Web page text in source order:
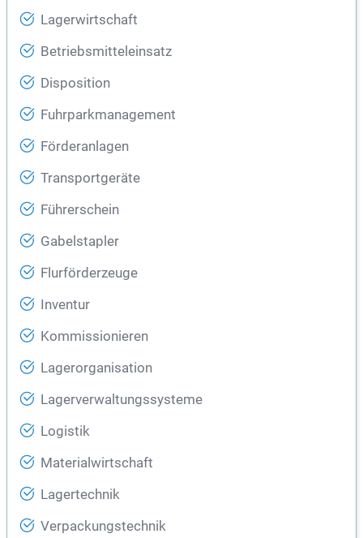
Lagerwirtschaft
Betriebsmitteleinsatz
Disposition
Fuhrparkmanagement
Förderanlagen
Transportgeräte
Führerschein
Gabelstapler
Flurförderzeuge
Inventur
Kommissionieren
Lagerorganisation
Lagerverwaltungssysteme
Logistik
Materialwirtschaft
Lagertechnik
Verpackungstechnik